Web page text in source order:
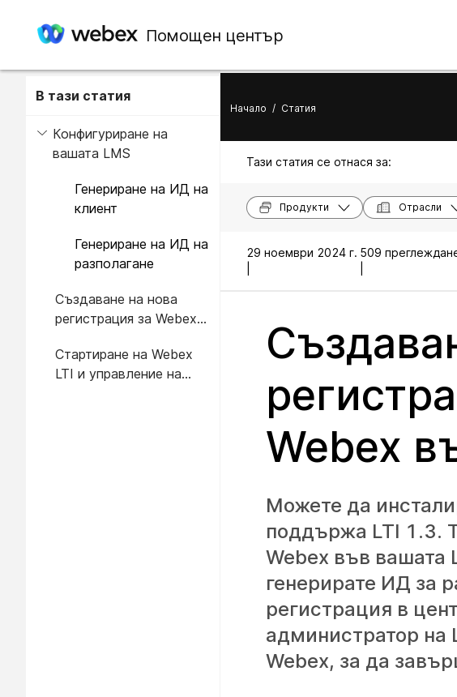
Помощен център
В тази статия
Конфигуриране на
вашата LMS
Генериране на ИД на
клиент
Генериране на ИД на
разполагане
Създаване на нова
регистрация за Webex
настройки за целия
сайт
Стартиране на Webex
LTI и управление на
Начало / Статия
Тази статия се отнася за:
Продукти Отрасли
29 ноември 2024 г. 509
Webex
Можете да
поддържа LTI 1.3.
Webex във вашата
генерирате ИД за
регистрация в
администратор на
Webex, за да